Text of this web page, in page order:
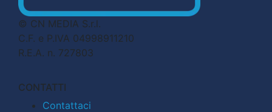
© CN MEDIA S.r.l.
C.F. e P.IVA 04998911210
R.E.A. n. 727803
CONTATTI
Contattaci